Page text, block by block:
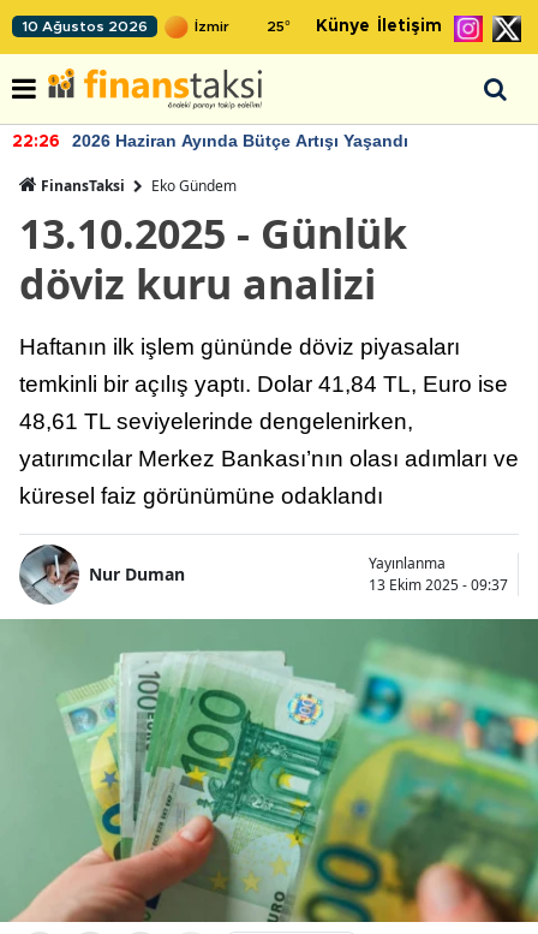
10 Ağustos 2026 25° Künye İletişim
22:26 2026 Haziran Ayında Bütçe Artışı Yaşandı
FinansTaksi Eko Gündem
13.10.2025 - Günlük
döviz kuru analizi
Haftanın ilk işlem gününde döviz piyasaları
temkinli bir açılış yaptı. Dolar 41,84 TL, Euro ise
48,61 TL seviyelerinde dengelenirken,
yatırımcılar Merkez Bankası’nın olası adımları ve
küresel faiz görünümüne odaklandı
Nur Duman
Yayınlanma
13 Ekim 2025 - 09:37